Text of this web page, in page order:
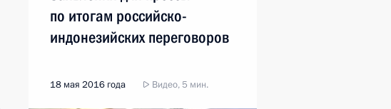
по итогам российско-
индонезийских переговоров
18 мая 2016 года Видео, 5 мин.